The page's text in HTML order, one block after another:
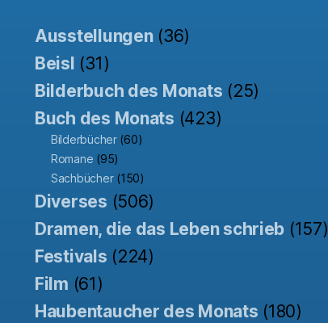
Ausstellungen(36)
Beisl (31)
Bilderbuch des Monats (25)
Buch des Monats (423)
Bilderbücher(60)
Romane (95)
Sachbücher(150)
Diverses (506)
Dramen, die das Leben schrieb (157)
Festivals (224)
Film (61)
Haubentaucher des Monats (180)